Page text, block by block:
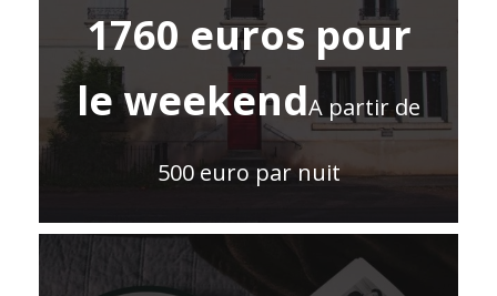
1760 euros pour
le weekendA partir de
500 euro par nuit